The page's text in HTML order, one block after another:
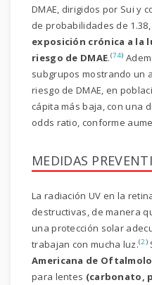
DMAE, dirigidos por Sui y
de probabilidades de
exposición crónica a la
riesgo de DMAE.(74)
subgrupos mostrando un
riesgo de DMAE, en
cápita más baja, con una
odds ratio, conforme
MEDIDAS
La radiación UV en la
destructivas, de manera
una protección solar
trabajan con mucha luz.(2)
Americana de
para lentes (carbonato,